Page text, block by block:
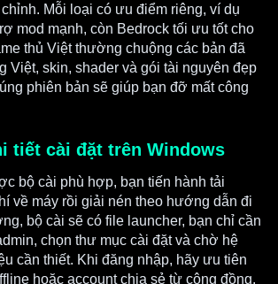
Mỗi loại có ưu điểm riêng, ví dụ
mod mạnh, còn Bedrock tối ưu tốt cho
thủ Việt thường chuộng các bản đã
Việt, skin, shader và gói tài nguyên đẹp
phiên bản sẽ giúp bạn đỡ mất công
tiết cài đặt trên Windows
bộ cài phù hợp, bạn tiến hành tải
về máy rồi giải nén theo hướng dẫn đi
bộ cài sẽ có file launcher, bạn chỉ cần
chọn thư mục cài đặt và chờ hệ
cần thiết. Khi đăng nhập, hãy ưu tiên
hoặc account chia sẻ từ cộng đồng.